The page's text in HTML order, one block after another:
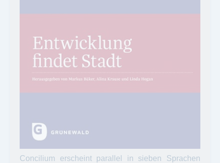
Concilium erscheint parallel in sieben Sprachen